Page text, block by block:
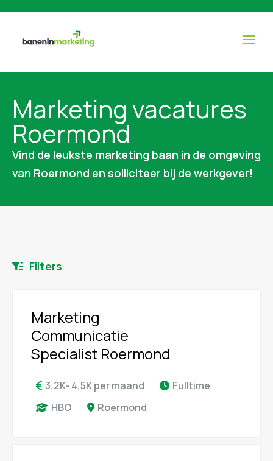
Marketing vacatures
Roermond
Vind de leukste marketing baan in de omgeving
van Roermond en solliciteer bij de werkgever!
Filters
Marketing
Communicatie
Specialist Roermond
3,2K- 4,5K per maand
Fulltime
HBO
Roermond